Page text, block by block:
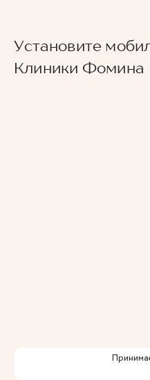
Ведущие врачи
Установите
Клиники Фомина